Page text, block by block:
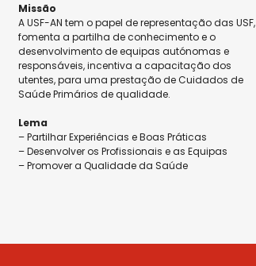
Missão
A USF-AN tem o papel de representação das USF,
fomenta a partilha de conhecimento e o
desenvolvimento de equipas autónomas e
responsáveis, incentiva a capacitação dos
utentes, para uma prestação de Cuidados de
Saúde Primários de qualidade.
Lema
– Partilhar Experiências e Boas Práticas
– Desenvolver os Profissionais e as Equipas
– Promover a Qualidade da Saúde